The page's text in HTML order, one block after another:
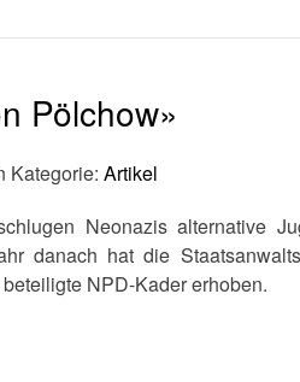
Pölchow»
Kategorie: Artikel
Neonazis alternative
danach hat die
NPD-Kader erhoben.